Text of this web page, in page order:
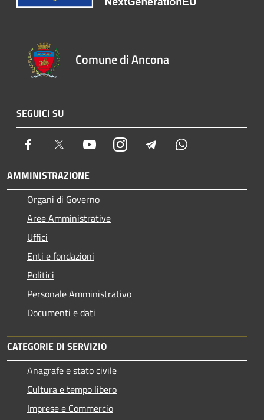
Comune di Ancona
SEGUICI SU
Facebook Twitter YoutubeInstagram Telegram
AMMINISTRAZIONE
Organi di Governo
Aree Amministrative
Uffici
Enti e fondazioni
Politici
Personale Amministrativo
Documenti e dati
CATEGORIE DI SERVIZIO
Anagrafe e stato civile
Cultura e tempo libero
Imprese e Commercio